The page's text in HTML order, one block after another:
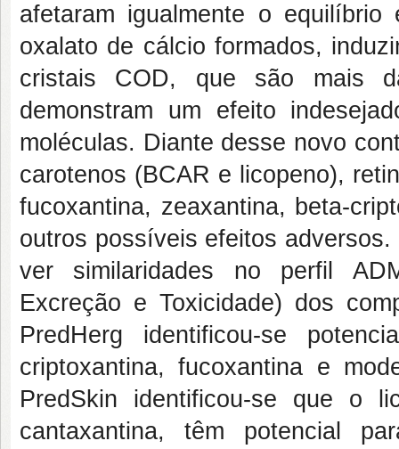
afetaram igualmente o
oxalato de cálcio formados,
cristais COD, que são mais
demonstram um efeito
moléculas. Diante desse novo
carotenos (BCAR e licopeno),
fucoxantina, zeaxantina, beta-
outros possíveis efeitos
ver similaridades no perfil
Excreção e Toxicidade) dos
PredHerg identificou-se
criptoxantina, fucoxantina e
PredSkin identificou-se que o
cantaxantina, têm potencial